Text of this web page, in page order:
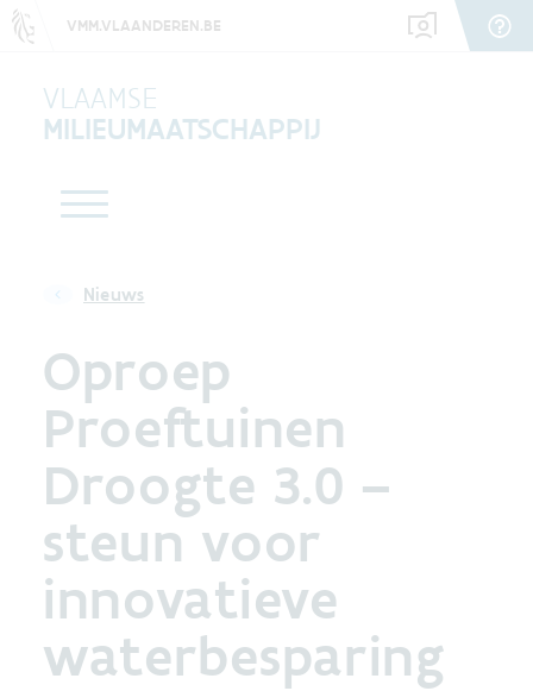
VMM.VLAANDEREN.BE
VLAAMSE
MILIEUMAATSCHAPPIJ
Nieuws
Oproep
Proeftuinen
Droogte 3.0 –
steun voor
innovatieve
waterbesparing